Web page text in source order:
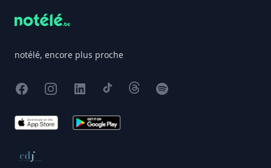
notélé, encore plus proche
FacebookInstagram
X TikTokThreadsSpotify
App Store Google Play
Conseil de déontologie journalistique